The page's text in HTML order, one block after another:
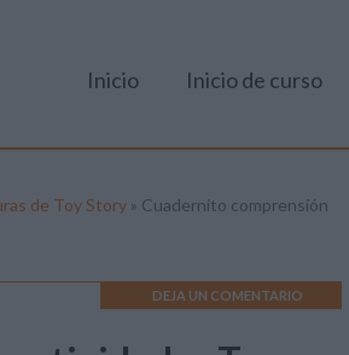
Inicio Inicio de curso
de Toy Story » Cuadernito comprensión
DEJA UN COMENTARIO